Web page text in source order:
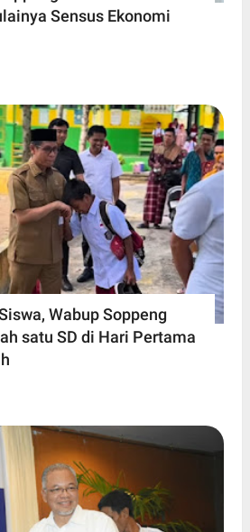
Sensus Ekonomi
Wabup Soppeng
satu SD di Hari Pertama